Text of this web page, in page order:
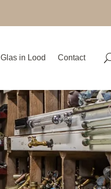
Glas in Lood Contact